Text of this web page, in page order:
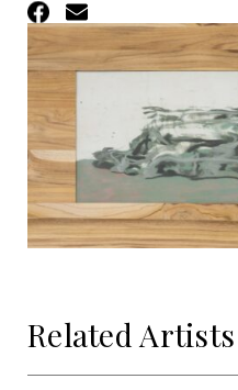
Facebook
Related Artists